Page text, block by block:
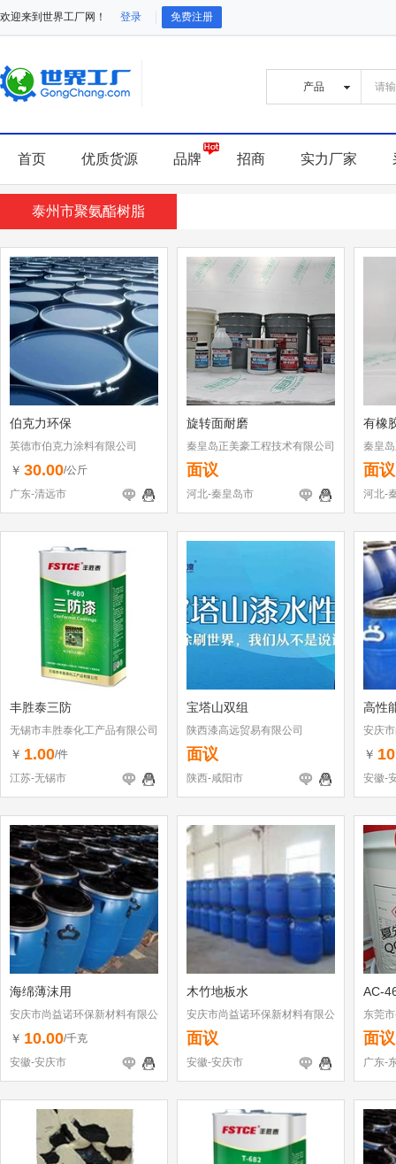
欢迎来到世界工厂网！ 登录 免费注册
首页 优质货源 品牌 招商 实力厂家
泰州市聚氨酯树脂
伯克力环保
英德市伯克力涂料有限公司
￥ 30.00/公斤
广东-清远市
旋转面耐磨
秦皇岛正美豪工程技术有限公司
面议
河北-秦皇岛市
有橡
秦皇
面议
河北-
丰胜泰三防
无锡市丰胜泰化工产品有限公司
￥ 1.00/件
江苏-无锡市
宝塔山双组
陕西漆高远贸易有限公司
面议
陕西-咸阳市
高性
安庆
司
￥
安徽-
海绵薄沫用
安庆市尚益诺环保新材料有限公
司
￥ 10.00/千克
安徽-安庆市
木竹地板水
安庆市尚益诺环保新材料有限公
司
面议
安徽-安庆市
AC-
东莞
面议
广东-